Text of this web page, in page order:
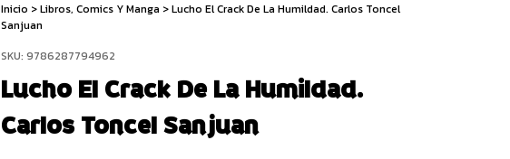
Inicio >Libros, Comics Y Manga >Lucho El Crack De La Humildad. Carlos Toncel
Sanjuan
SKU: 9786287794962
Lucho El Crack De La Humildad.
Carlos Toncel Sanjuan